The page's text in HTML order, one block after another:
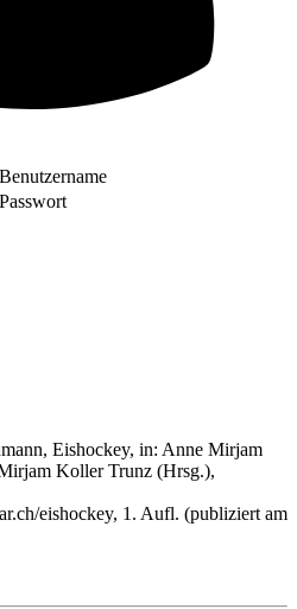
Benutzername
Passwort
Eishockey, in: Anne Mirjam
Koller Trunz (Hrsg.),
eishockey, 1. Aufl. (publiziert am